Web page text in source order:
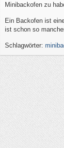
Minibackofen zu
Ein Backofen ist
ist schon so
Schlagwörter: